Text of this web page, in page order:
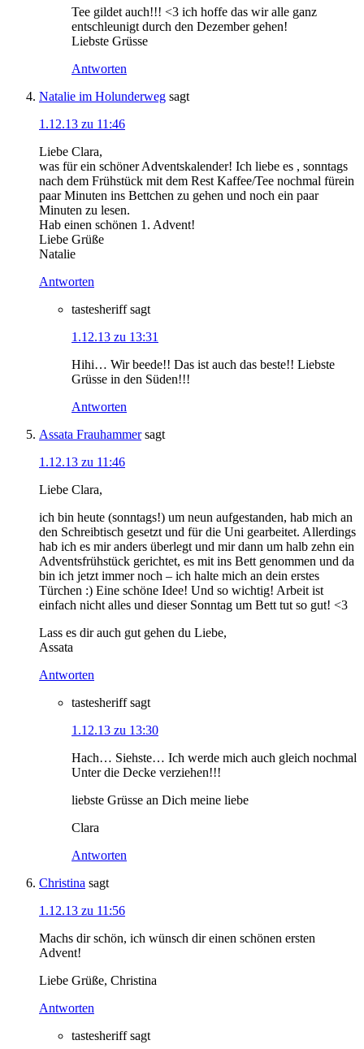
Tee gildet auch!!! <3 ich hoffe das wir alle ganz
entschleunigt durch den Dezember gehen!
Liebste Grüsse
Antworten
Natalie im Holunderweg sagt
1.12.13 zu 11:46
Liebe Clara,
was für ein schöner Adventskalender! Ich liebe es , sonntags
nach dem Frühstück mit dem Rest Kaffee/Tee nochmal fürein
paar Minuten ins Bettchen zu gehen und noch ein paar
Minuten zu lesen.
Hab einen schönen 1. Advent!
Liebe Grüße
Natalie
Antworten
tastesheriff sagt
1.12.13 zu 13:31
Hihi… Wir beede!! Das ist auch das beste!! Liebste
Grüsse in den Süden!!!
Antworten
Assata Frauhammer sagt
1.12.13 zu 11:46
Liebe Clara,
ich bin heute (sonntags!) um neun aufgestanden, hab mich an
den Schreibtisch gesetzt und für die Uni gearbeitet. Allerdings
hab ich es mir anders überlegt und mir dann um halb zehn ein
Adventsfrühstück gerichtet, es mit ins Bett genommen und da
bin ich jetzt immer noch – ich halte mich an dein erstes
Türchen :) Eine schöne Idee! Und so wichtig! Arbeit ist
einfach nicht alles und dieser Sonntag um Bett tut so gut! <3
Lass es dir auch gut gehen du Liebe,
Assata
Antworten
tastesheriff sagt
1.12.13 zu 13:30
Hach… Siehste… Ich werde mich auch gleich nochmal
Unter die Decke verziehen!!!
liebste Grüsse an Dich meine liebe
Clara
Antworten
Christina sagt
1.12.13 zu 11:56
Machs dir schön, ich wünsch dir einen schönen ersten
Advent!
Liebe Grüße, Christina
Antworten
tastesheriff sagt